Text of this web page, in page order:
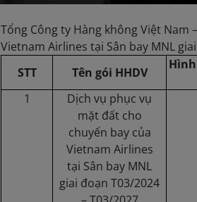
Tổng Công ty Hàng không Việt Nam
Vietnam Airlines tại Sân bay MNL
STT
Tên gói HHDV
1
Dịch vụ phục vụ
mặt đất cho
chuyến bay của
Vietnam Airlines
tại Sân bay MNL
giai đoạn T03/2024